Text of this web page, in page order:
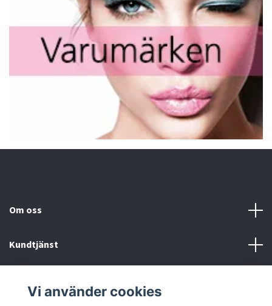
Om oss
Kundtjänst
Vi använder cookies